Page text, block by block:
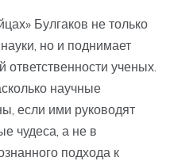
Булгаков не только
но и поднимает
ученых.
научные
если ими руководят
чудеса, а не в
подхода к